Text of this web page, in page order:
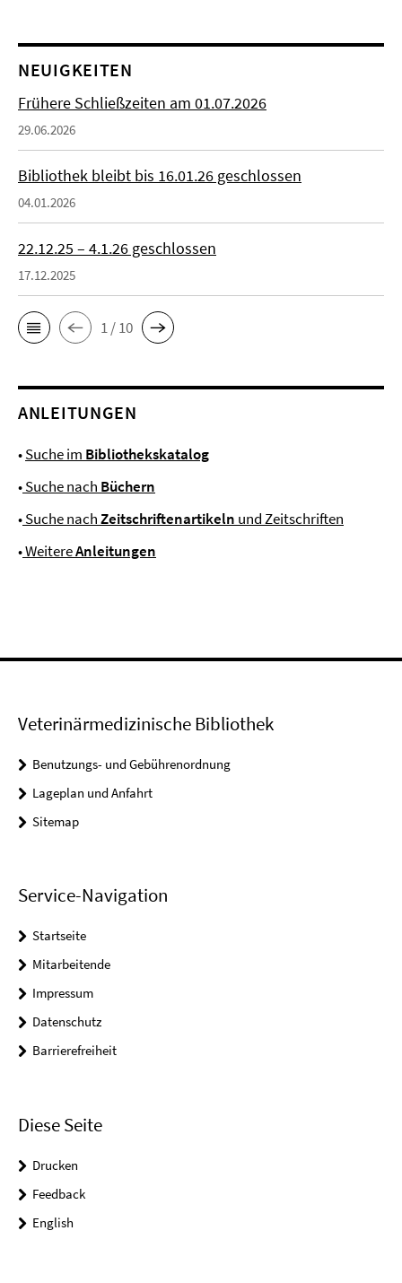
NEUIGKEITEN
Frühere Schließzeiten am 01.07.2026
29.06.2026
Bibliothek bleibt bis 16.01.26 geschlossen
04.01.2026
22.12.25 – 4.1.26 geschlossen
17.12.2025
1 / 10
ANLEITUNGEN
•Suche im Bibliothekskatalog
•Suche nach Büchern
•Suche nachZeitschriftenartikeln und Zeitschriften
•WeitereAnleitungen
Veterinärmedizinische Bibliothek
Benutzungs- und Gebührenordnung
Lageplan und Anfahrt
Sitemap
Service-Navigation
Startseite
Mitarbeitende
Impressum
Datenschutz
Barrierefreiheit
Diese Seite
Drucken
Feedback
English